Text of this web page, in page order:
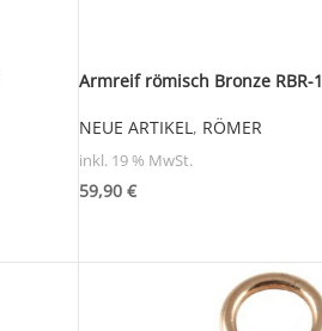
Armreif römisch Bronze RBR-1
NEUE ARTIKEL , RÖMER
inkl. 19 % MwSt.
59,90 €